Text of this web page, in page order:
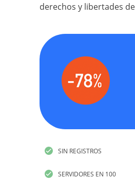
derechos y libertades
SIN REGISTROS
SERVIDORES EN 100